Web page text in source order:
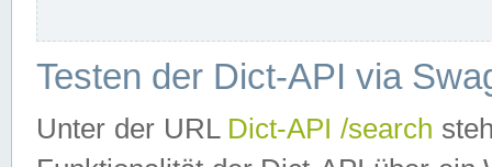
Testen der Dict-API via
Unter der URL Dict-API /search